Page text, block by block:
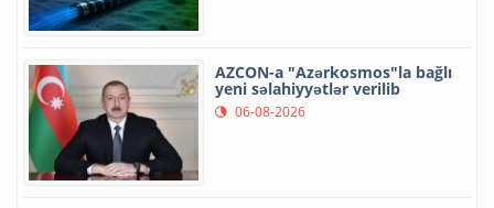
AZCON-a "Azərkosmos"la bağlı
yeni səlahiyyətlər verilib
06-08-2026